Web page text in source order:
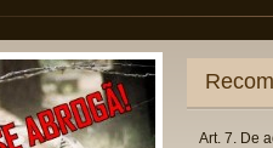
Recomandarea Consiliului
Art. 7. De aceea, Adunarea recomanda